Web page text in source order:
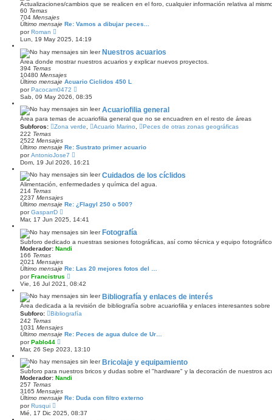
t
m
o
m
e
s
a
e
Actualizaciones/cambios que se realicen en el foro, cualquier información relativa al
60 Temas
704 Mensajes
Último mensaje Re: Vamos a dibujar peces...
porRoman
e
r
ú
t
m
o
m
e
s
a
j
e
Lun, 19 May 2025, 14:19
Nuestros acuarios
Área donde mostrar nuestros acuarios y explicar nuevos proyectos.
394 Temas
10480 Mensajes
Último mensaje Acuario Ciclidos 450 L
porPacocam0472
e
r
ú
t
i
m
n
a
e
Sab, 09 May 2026, 08:35
Acuariofilia general
Área para temas de acuariofilia general que no se encuadren en el resto de áreas
Subforos:
Zona verde Acuario Marino
Peces de otras zonas geográficas
222 Temas
2522 Mensajes
Último mensaje Re: Sustrato primer acuario
porAntonioJose7
e
r
ú
t
o
e
s
a
Dom, 19 Jul 2026, 16:21
Cuidados de los cíclidos
Alimentación, enfermedades y química del agua.
214 Temas
2237 Mensajes
Último mensaje Re: ¿Flagyl 250 o 500?
porGasparrD
e
r
ú
t
i
o
m
e
n
a
Mar, 17 Jun 2025, 14:41
Fotografía
Subforo dedicado a nuestras sesiones fotográficas, así como técnica y equipo fotográfico
Moderador: Nandi
166 Temas
2021 Mensajes
Último mensaje Re: Las 20 mejores fotos del …
porFrancistrus
e
r
ú
l
t
i
m
a
e
Vie, 16 Jul 2021, 08:42
Bibliografía y enlaces de interés
Área dedicada a la revisión de bibliografía sobre acuariofilia y enlaces interesantes sobre
Subforo:
Bibliografía
242 Temas
1031 Mensajes
Último mensaje Re: Peces de agua dulce de Ur…
porPablo44
e
r
ú
t
i
o
m
n
Mar, 26 Sep 2023, 13:10
Bricolaje y equipamiento
Subforo para nuestros bricos y dudas sobre el "hardware" y la decoración de nuestros
Moderador: Nandi
257 Temas
3165 Mensajes
Último mensaje Re: Duda con filtro externo
por Rusqui
e
Mié, 17 Dic 2025, 08:37